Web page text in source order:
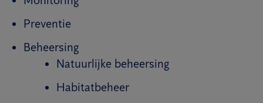
Preventie
Beheersing
Natuurlijke beheersing
Habitatbeheer